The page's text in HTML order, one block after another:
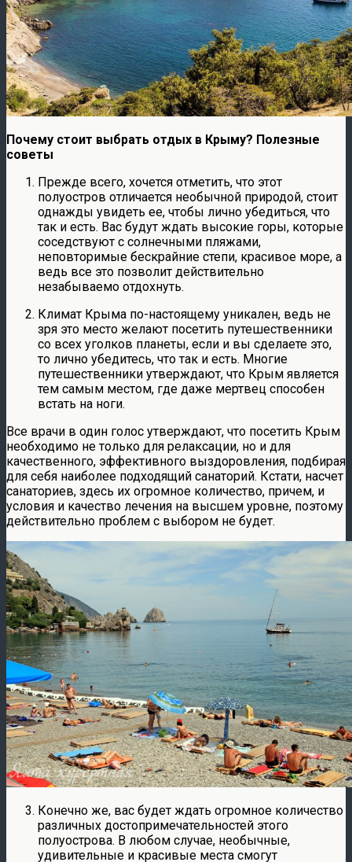
Почему стоит выбрать отдых в Крыму? Полезные
советы
Прежде всего, хочется отметить, что этот
полуостров отличается необычной природой, стоит
однажды увидеть ее, чтобы лично убедиться, что
так и есть. Вас будут ждать высокие горы, которые
соседствуют с солнечными пляжами,
неповторимые бескрайние степи, красивое море, а
ведь все это позволит действительно
незабываемо отдохнуть.
Климат Крыма по-настоящему уникален, ведь не
зря это место желают посетить путешественники
со всех уголков планеты, если и вы сделаете это,
то лично убедитесь, что так и есть. Многие
путешественники утверждают, что Крым является
тем самым местом, где даже мертвец способен
встать на ноги.
Все врачи в один голос утверждают, что посетить Крым
необходимо не только для релаксации, но и для
качественного, эффективного выздоровления, подбирая
для себя наиболее подходящий санаторий. Кстати, насчет
санаториев, здесь их огромное количество, причем, и
условия и качество лечения на высшем уровне, поэтому
действительно проблем с выбором не будет.
Конечно же, вас будет ждать огромное количество
различных достопримечательностей этого
полуострова. В любом случае, необычные,
удивительные и красивые места смогут